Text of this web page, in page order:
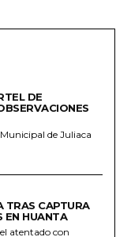
DE
de Juliaca
TRAS CAPTURA
EN HUANTA
atentado con